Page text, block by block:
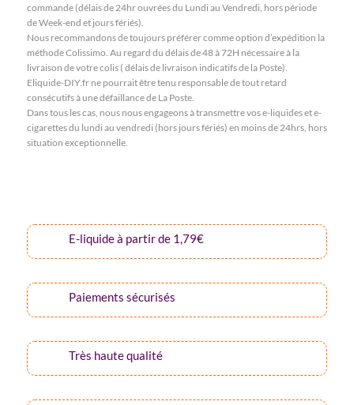
commande (délais de 24hr ouvrées du Lundi au Vendredi, hors période
de Week-end et jours fériés).
Nous recommandons de toujours préférer comme option d’expédition la
méthode Colissimo. Au regard du délais de 48 à 72H nécessaire à la
livraison de votre colis ( délais de livraison indicatifs de la Poste).
Eliquide-DIY.fr ne pourrait être tenu responsable de tout retard
consécutifs à une défaillance de La Poste.
Dans tous les cas, nous nous engageons à transmettre vos e-liquides et e-
cigarettes du lundi au vendredi (hors jours fériés) en moins de 24hrs, hors
situation exceptionnelle.
E-liquide à partir de 1,79€
Paiements sécurisés
Très haute qualité